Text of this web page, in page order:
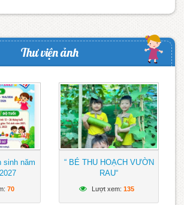
Thư viện ảnh
sinh năm
70
“ BÉ THU HOẠCH VƯỜN
RAU“
Lượt xem: 135